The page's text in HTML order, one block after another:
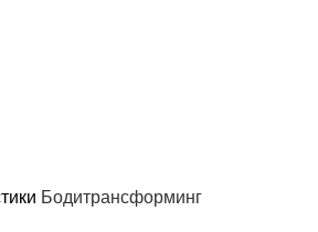
Бодитрансформинг